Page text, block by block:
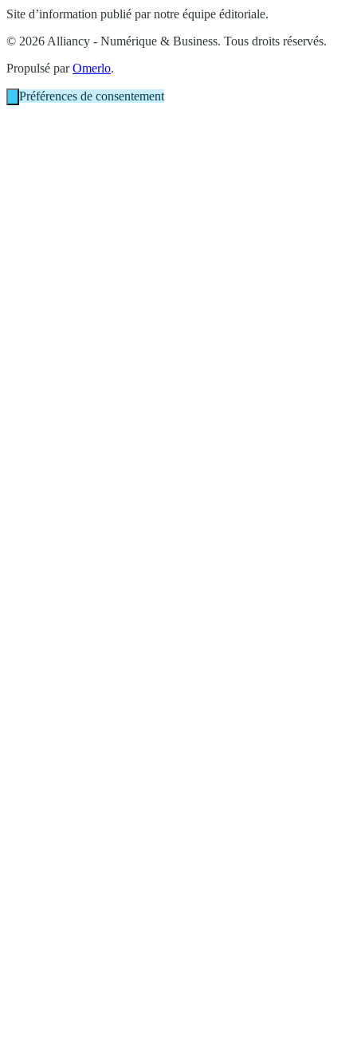
Site d’information publié par notre équipe éditoriale.
© 2026 Alliancy - Numérique & Business. Tous droits réservés.
Propulsé parOmerlo.
Préférences de consentement